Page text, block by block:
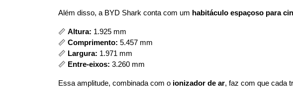
Além disso, a BYD Shark conta com um habitáculo espaçoso para
📏 Altura: 1.925 mm
📏 Comprimento: 5.457 mm
📏 Largura: 1.971 mm
📏 Entre-eixos: 3.260 mm
Essa amplitude, combinada com o ionizador de ar, faz com que cada